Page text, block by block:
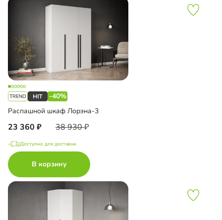
-40%
Распашной шкаф Лорэна-3
23 360 38 930
Доступно для доставки
В корзину